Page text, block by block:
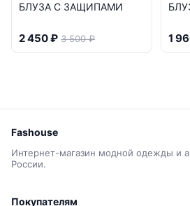
БЛУЗА С ЗАЩИПАМИ
2 450 ₽ 3 500 ₽ 1
Fashouse
Интернет-магазин модной одежды и
России.
Покупателям